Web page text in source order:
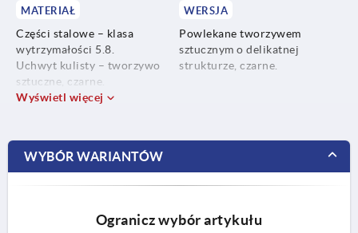
MATERIAŁ
Części stalowe – klasa
wytrzymałości 5.8.
Uchwyt kulisty – tworzywo
sztuczne, czarne.
WERSJA
Powlekane tworzywem
sztucznym o delikatnej
strukturze, czarne.
Wyświetl więcej
WYBÓR WARIANTÓW
Ogranicz wybór artykułu